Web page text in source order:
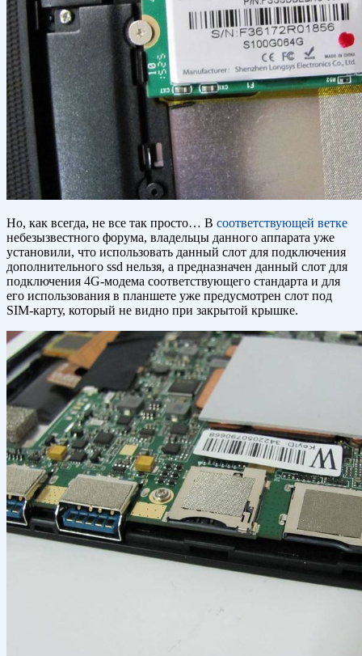
Но, как всегда, не все так просто… В соответствующей ветке
небезызвестного форума, владельцы данного аппарата уже
установили, что использовать данный слот для подключения
дополнительного ssd нельзя, а предназначен данный слот для
подключения 4G-модема соответствующего стандарта и для
его использования в планшете уже предусмотрен слот под
SIM-карту, который не видно при закрытой крышке.